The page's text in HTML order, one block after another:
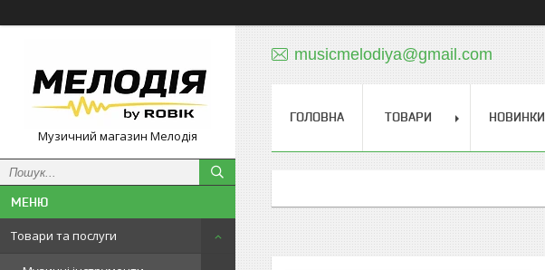
Музичний магазин Мелодія
Товари та послуги
musicmelodiya@gmail.com
ГОЛОВНА ТОВАРИ НОВИНКИ